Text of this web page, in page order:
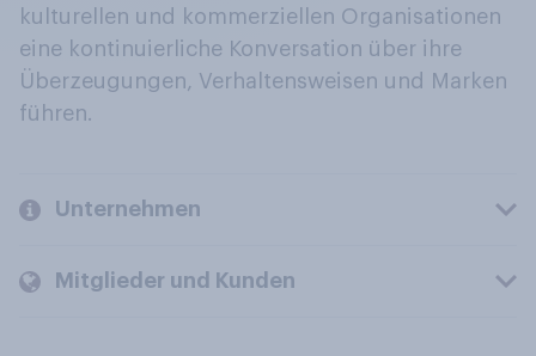
kulturellen und kommerziellen Organisationen
eine kontinuierliche Konversation über ihre
Überzeugungen, Verhaltensweisen und Marken
führen.
Unternehmen
Mitglieder und Kunden